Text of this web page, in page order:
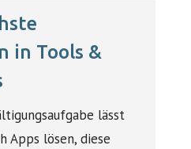
in Tools &
lässt
Apps lösen, diese